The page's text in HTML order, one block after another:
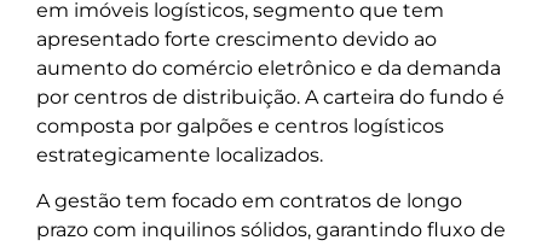
em imóveis logísticos, segmento que tem
apresentado forte crescimento devido ao
aumento do comércio eletrônico e da demanda
por centros de distribuição. A carteira do fundo é
composta por galpões e centros logísticos
estrategicamente localizados.
A gestão tem focado em contratos de longo
prazo com inquilinos sólidos, garantindo fluxo de